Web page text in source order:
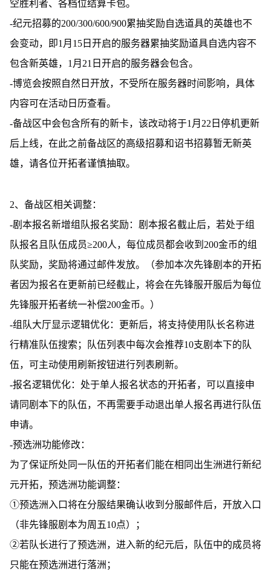
空胜利者、各档位结算卡包。
-纪元招募的200/300/600/900累抽奖励自选道具的英雄也不
会变动，即1月15日开启的服务器累抽奖励道具自选内容不
包含新英雄，1月21日开启的服务器会包含。
-博览会按照自然日开放，不受所在服务器时间影响，具体
内容可在活动日历查看。
-备战区中会包含所有的新卡，该改动将于1月22日停机更新
后上线，在此之前备战区的高级招募和诏书招募暂无新英
雄，请各位开拓者谨慎抽取。
2、备战区相关调整：
-剧本报名新增组队报名奖励：剧本报名截止后，若处于组
队报名且队伍成员≥200人，每位成员都会收到200金币的组
队奖励，奖励将通过邮件发放。（参加本次先锋剧本的开拓
者因为报名在更新前已经截止，将会在先锋服开服后为每位
先锋服开拓者统一补偿200金币。）
-组队大厅显示逻辑优化：更新后，将支持使用队长名称进
行精准队伍搜索；队伍列表中每次会推荐10支剧本下的队
伍，可主动使用刷新按钮进行列表刷新。
-报名逻辑优化：处于单人报名状态的开拓者，可以直接申
请同剧本下的队伍，不再需要手动退出单人报名再进行队伍
申请。
-预选洲功能修改：
为了保证所处同一队伍的开拓者们能在相同出生洲进行新纪
元开拓，预选洲功能调整：
①预选洲入口将在分服结果确认收到分服邮件后，开放入口
（非先锋服剧本为周五10点）；
②若队长进行了预选洲，进入新的纪元后，队伍中的成员将
只能在预选洲进行落洲；